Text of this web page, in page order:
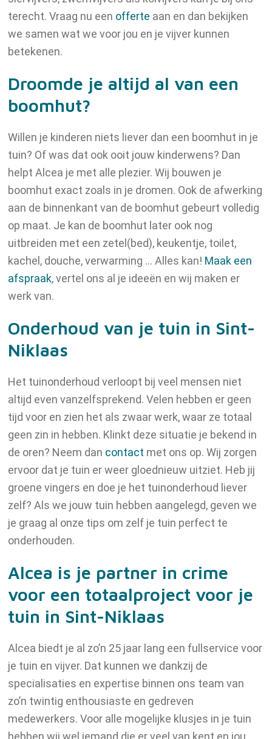
terecht. Vraag nu een offerte aan en dan bekijken
we samen wat we voor jou en je vijver kunnen
betekenen.
Droomde je altijd al van een
boomhut?
Willen je kinderen niets liever dan een boomhut in je
tuin? Of was dat ook ooit jouw kinderwens? Dan
helpt Alcea je met alle plezier. Wij bouwen je
boomhut exact zoals in je dromen. Ook de afwerking
aan de binnenkant van de boomhut gebeurt volledig
op maat. Je kan de boomhut later ook nog
uitbreiden met een zetel(bed), keukentje, toilet,
kachel, douche, verwarming … Alles kan! Maak een
afspraak, vertel ons al je ideeën en wij maken er
werk van.
Onderhoud van je tuin in Sint-
Niklaas
Het tuinonderhoud verloopt bij veel mensen niet
altijd even vanzelfsprekend. Velen hebben er geen
tijd voor en zien het als zwaar werk, waar ze totaal
geen zin in hebben. Klinkt deze situatie je bekend in
de oren? Neem dan contact met ons op. Wij zorgen
ervoor dat je tuin er weer gloednieuw uitziet. Heb jij
groene vingers en doe je het tuinonderhoud liever
zelf? Als we jouw tuin hebben aangelegd, geven we
je graag al onze tips om zelf je tuin perfect te
onderhouden.
Alcea is je partner in crime
voor een totaalproject voor je
tuin in Sint-Niklaas
Alcea biedt je al zo’n 25 jaar lang een fullservice voor
je tuin en vijver. Dat kunnen we dankzij de
specialisaties en expertise binnen ons team van
zo’n twintig enthousiaste en gedreven
medewerkers. Voor alle mogelijke klusjes in je tuin
hebben wij wel iemand die er veel van kent en jou